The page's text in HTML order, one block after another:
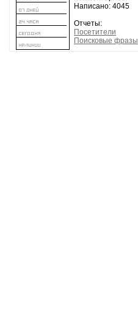
Написано: 4045
Отчеты:
Посетители
Поисковые фразы